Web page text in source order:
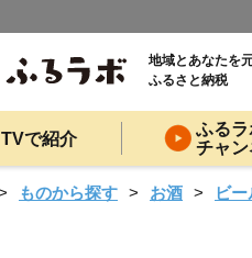
地域とあなたを
ふるさと納税
TVで紹介
ふるラ
チャ
ものから探す お酒 ビー